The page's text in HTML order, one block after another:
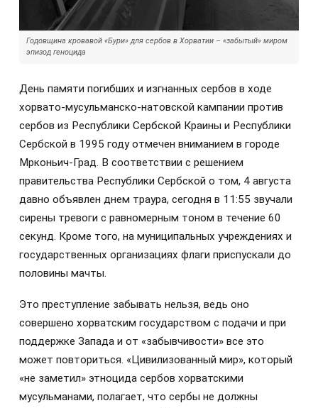
Годовщина кровавой «Бури» для сербов в Хорватии – «забытый» миром
эпизод геноцида
День памяти погибших и изгнанных сербов в ходе
хорвато-мусульманско-натовской кампании против
сербов из Республики Сербской Краины и Республики
Сербской в 1995 году отмечен вниманием в городе
Мрконьич-Град. В соответствии с решением
правительства Республики Сербской о том, 4 августа
давно объявлен днем траура, сегодня в 11:55 звучали
сирены тревоги с равномерным тоном в течение 60
секунд. Кроме того, на муниципальных учреждениях и
государственных организациях флаги приспускали до
половины мачты.
Это преступление забывать нельзя, ведь оно
совершено хорватским государством с подачи и при
поддержке Запада и от «забывчивости» все это
может повториться. «Цивилизованный мир», который
«не заметил» этноцида сербов хорватскими
мусульманами, полагает, что сербы не должны